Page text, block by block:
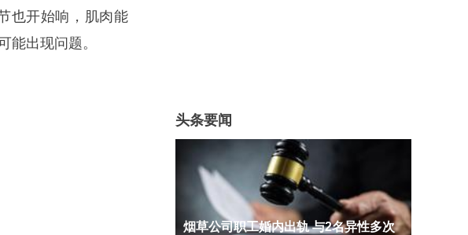
也开始响，肌肉能
能出现问题。
头条要闻
烟草公司职工婚内出轨 与2名异性多次